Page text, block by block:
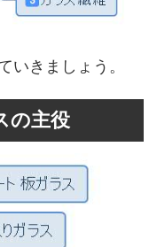
いきましょう。
の主役